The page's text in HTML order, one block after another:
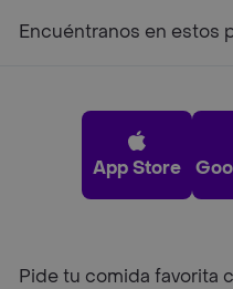
Encuéntranos en estos
App Store
Pide tu comida favorita